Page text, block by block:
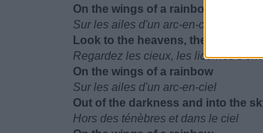
On the wings of a rainbow
Sur les ailes d'un arc-en-ciel
Look to the heavens, the unicorn
Regardez les cieux, les licornes
On the wings of a rainbow
Sur les ailes d'un arc-en-ciel
Out of the darkness and into the
Hors des ténèbres et dans le ciel